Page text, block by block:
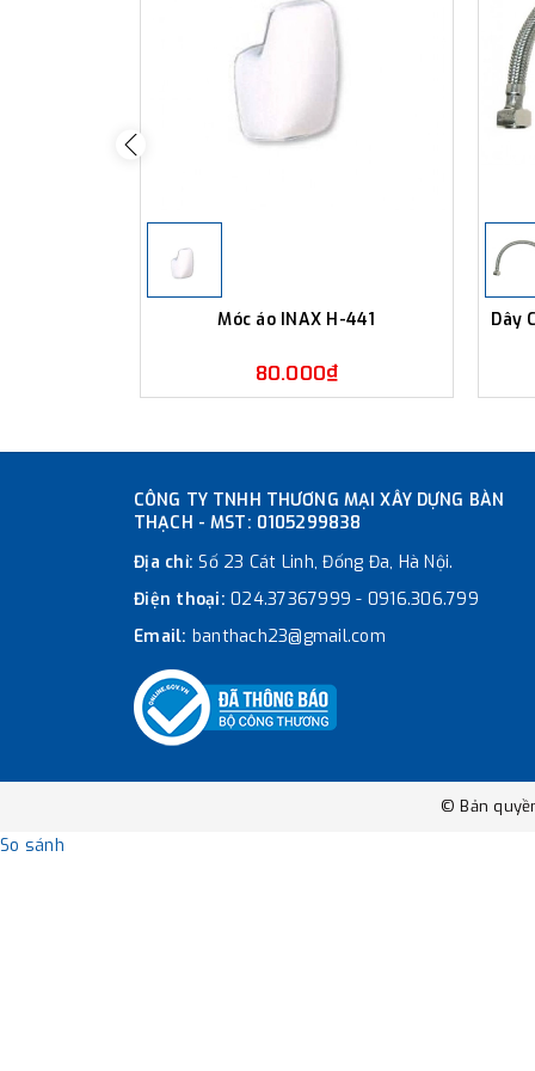
Móc áo INAX H-441
80.000₫
Dây
CÔNG TY TNHH THƯƠNG MẠI XÂY DỰNG BÀN
THẠCH - MST: 0105299838
Địa chỉ:Số 23 Cát Linh, Đống Đa, Hà Nội.
Điện thoại: 024.37367999 - 0916.306.799
Email: banthach23@gmail.com
© Bản
So sánh